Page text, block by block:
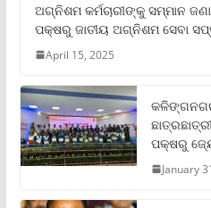
ଅଗ୍ନିଶମ କର୍ମଚାରୀଙ୍କୁ ସମ୍ମାନ
ପକ୍ଷରୁ ଜାତୀୟ ଅଗ୍ନିଶମ ସେବା
April 15, 2025
ପକ୍ଷରୁ
January